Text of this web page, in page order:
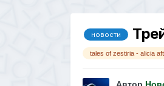
новости
tales of zestiria - alicia